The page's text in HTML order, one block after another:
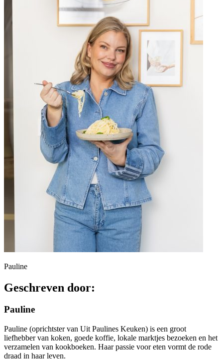
Pauline
Geschreven door:
Pauline
Pauline (oprichtster van Uit Paulines Keuken) is een groot
liefhebber van koken, goede koffie, lokale marktjes bezoeken en het
verzamelen van kookboeken. Haar passie voor eten vormt de rode
draad in haar leven.